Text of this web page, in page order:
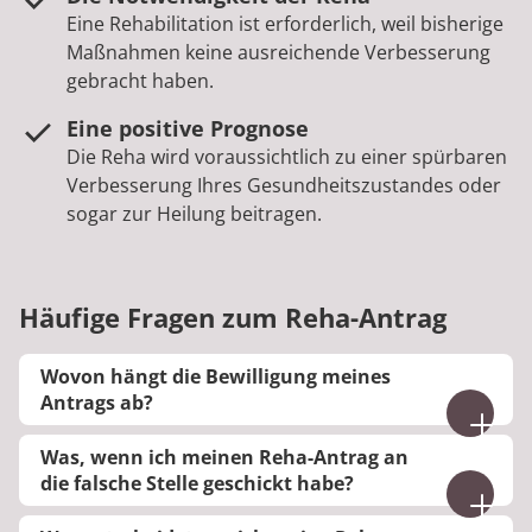
Eine Rehabilitation ist erforderlich, weil bisherige
Maßnahmen keine ausreichende Verbesserung
gebracht haben.
Eine positive Prognose
Die Reha wird voraussichtlich zu einer spürbaren
Verbesserung Ihres Gesundheitszustandes oder
sogar zur Heilung beitragen.
Häufige Fragen zum Reha-Antrag
Wovon hängt die Bewilligung meines
Antrags ab?
Grundsätzlich haben Sie Anspruch auf eine
Rehabilitation, wenn diese medizinisch notwendig
ist. Damit Ihr Antrag bewilligt wird, sollte also in
den Unterlagen betont werden, dass ein Reha-
Was, wenn ich meinen Reha-Antrag an
die falsche Stelle geschickt habe?
Wenn der Versicherungsträger, an welchen Sie